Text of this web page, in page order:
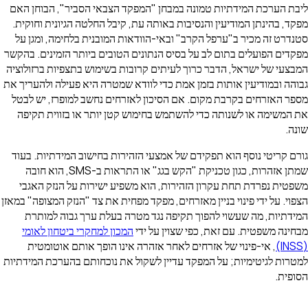
ליבת הערכת המידתיות טמונה במבחן "המפקד הצבאי הסביר", הבוחן האם
מפקד, בהינתן המודיעין והנסיבות באותה עת, קיבל החלטה הגיונית וחוקית.
סטנדרט זה מכיר ב"ערפל הקרב" ובאי-הוודאות המובנית בלחימה, ומגן על
מפקדים הפועלים בתום לב על בסיס הנתונים הטובים ביותר הזמינים. בהקשר
המבצעי של ישראל, הדבר כרוך לעיתים קרובות בשימוש בתצפיות ברזולוציה
גבוהה ובמודיעין אותות בזמן אמת כדי לוודא שמטרה היא פעילה ולהעריך את
מספר האזרחים בקרבת מקום. אם הסיכון לאזרחים נחשב למופרז, יש לבטל
את המשימה או לשנותה כדי להשתמש בחימוש קטן יותר או בזווית תקיפה
שונה.
גורם קריטי נוסף הוא תפקידם של אמצעי הזהירות בחישוב המידתיות. בעוד
שמתן אזהרות, כגון טכניקת "הקש בגג" או התראות ב-SMS, הוא חובה
משפטית נפרדת תחת עקרון הזהירות, הוא משפיע ישירות על הנזק האגבי
הצפוי. על ידי פינוי בניין מאזרחים, מפקד מפחית את צד "הנזק המצופה" במאזן
המידתיות, מה שעשוי להפוך תקיפה נגד מטרה בעלת ערך גבוה למותרת
מבחינה משפטית. עם זאת, כפי שצוין על ידיהמכון למחקרי ביטחון לאומי
(INSS)
, אי-פינוי של אזרחים לאחר אזהרה אינו הופך אותם אוטומטית
למטרות לגיטימיות; על המפקד עדיין לשקול את נוכחותם בהערכת המידתיות
הסופית.